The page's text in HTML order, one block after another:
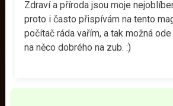
Zdraví a příroda jsou moje
proto i často přispívám na tento
počítač ráda vařím, a tak možná
na něco dobrého na zub. :)